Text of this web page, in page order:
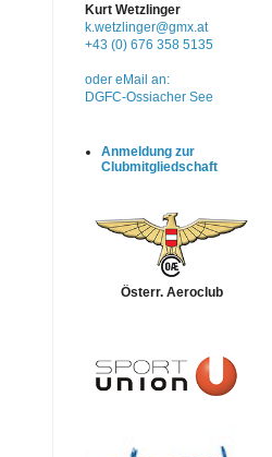
Kurt Wetzlinger
k.wetzlinger@gmx.at
+43 (0) 676 358 5135
oder eMail an:
DGFC-Ossiacher See
Anmeldung zur
Clubmitgliedschaft
Österr. Aeroclub